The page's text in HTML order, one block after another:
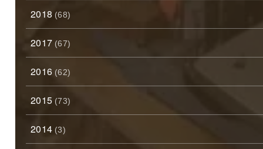
2018 (68)
2017 (67)
2016 (62)
2015 (73)
2014 (3)